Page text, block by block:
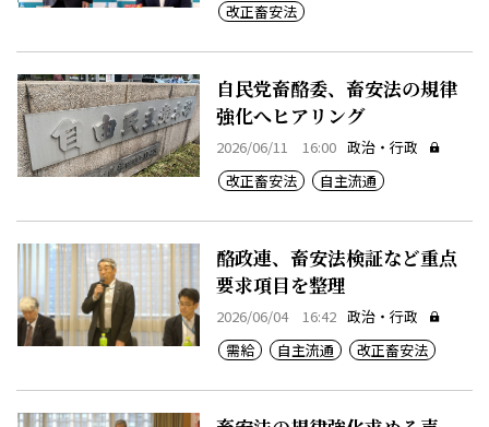
改正畜安法
自民党畜酪委、畜安法の規律
強化へヒアリング
2026/06/11 16:00 政治・行政
改正畜安法
自主流通
酪政連、畜安法検証など重点
要求項目を整理
2026/06/04 16:42 政治・行政
需給
自主流通 改正畜安法